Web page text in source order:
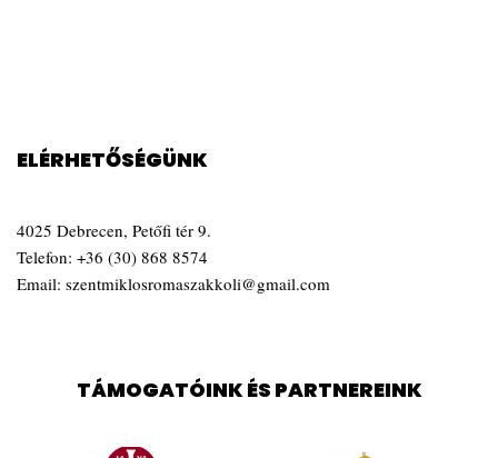
ELÉRHETŐSÉGÜNK
4025 Debrecen, Petőfi tér 9.
Telefon: +36 (30) 868 8574
Email: szentmiklosromaszakkoli@gmail.com
TÁMOGATÓINK ÉS PARTNEREINK